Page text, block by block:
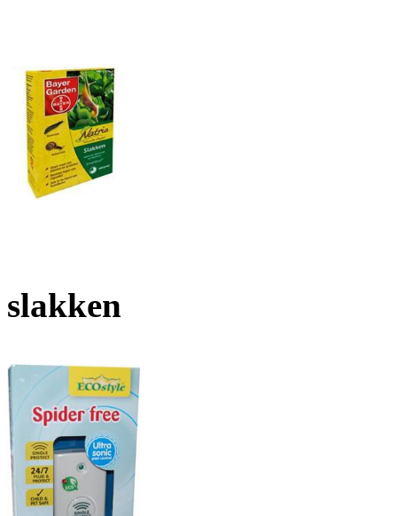
slakken